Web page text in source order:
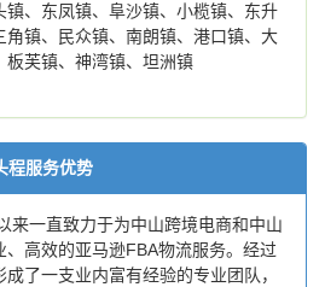
镇、东凤镇、阜沙镇、小榄镇、东升
镇、民众镇、南朗镇、港口镇、大
芙镇、神湾镇、坦洲镇
程服务优势
来一直致力于为中山跨境电商和中山
、高效的亚马逊FBA物流服务。经过
了一支业内富有经验的专业团队，